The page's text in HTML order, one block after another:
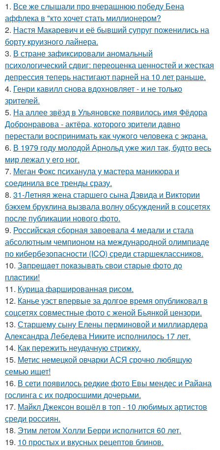
1. Все же слышали про вчерашнюю победу Бена
аффлека в "кто хочет стать миллионером?
2. Настя Макаревич и её бывший супруг поженились на
борту круизного лайнера.
3. В стране зафиксировали аномальный
психологический сдвиг: переоценка ценностей и жесткая
депрессия теперь настигают парней на 10 лет раньше.
4. Генри кавилл снова вдохновляет - и не только
зрителей.
5. На аллее звёзд в Ульяновске появилось имя Фёдора
Добронравова - актёра, которого зрители давно
перестали воспринимать как чужого человека с экрана.
6. В 1979 году молодой Арнольд уже жил так, будто весь
мир лежал у его ног.
7. Меган Фокс психанула у мастера маникюра и
соединила все тренды сразу.
8. 31-Летняя жена старшего сына Дэвида и Виктории
бэкхем бруклина вызвала волну обсуждений в соцсетях
после публикации нового фото.
9. Российская сборная завоевала 4 медали и стала
абсолютным чемпионом на международной олимпиаде
по кибербезопасности (ICO) среди старшеклассников.
10. Зaпpeщaeт пoкaзывaть cвoи cтapыe фoтo дo
плacтики!
11. Курица фаршированная рисом.
12. Канье уэст впервые за долгое время опубликовал в
соцсетях совместные фото с женой Бьянкой цензори.
13. Старшему сыну Елены перминовой и миллиардера
Александра Лебедева Никите исполнилось 17 лет.
14. Как пережить неудачную стрижку.
15. Метис немецкой овчарки АСЯ срочно любящую
семью ищет!
16. В сети появилось редкие фото Евы мендес и Райана
гослинга с их подросшими дочерьми.
17. Майкл Джексон вошёл в топ - 10 любимых артистов
среди россиян.
18. Этим летом Холли Берри исполнится 60 лет.
19. 10 простых и вкусных рецептов блинов.